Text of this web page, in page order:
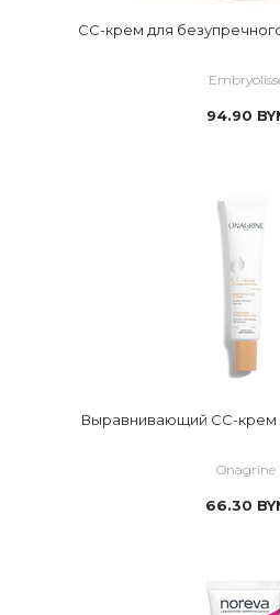
CC-крем для
94.90
Выравнивающий CC-
Onagrine
66.30